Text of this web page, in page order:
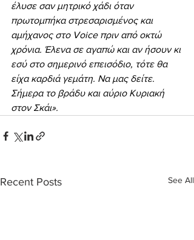
έλυσε σαν μητρικό χάδι όταν
πρωτομπήκα στρεσαρισμένος και
αμήχανος στο Voice πριν από οκτώ
χρόνια. Έλενα σε αγαπώ και αν ήσουν κι
εσύ στο σημερινό επεισόδιο, τότε θα
είχα καρδιά γεμάτη. Να μας δείτε.
Σήμερα το βράδυ και αύριο Κυριακή
στον Σκάι».
Recent Posts See All